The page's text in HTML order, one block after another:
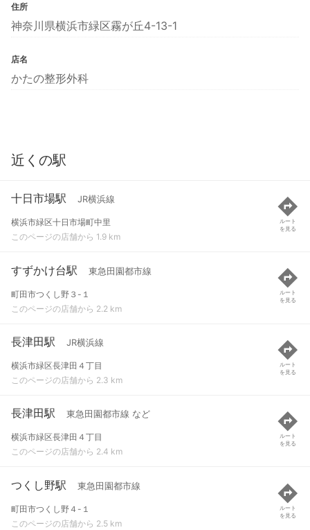
住所
神奈川県横浜市緑区霧が丘4-13-1
店名
かたの整形外科
近くの駅
十日市場駅 JR横浜線
横浜市緑区十日市場町中里
このページの店舗から 1.9 km
ルート
を見る
すずかけ台駅 東急田園都市線
町田市つくし野３-１
このページの店舗から 2.2 km
ルート
を見る
長津田駅 JR横浜線
横浜市緑区長津田４丁目
このページの店舗から 2.3 km
ルート
を見る
長津田駅 東急田園都市線 など
横浜市緑区長津田４丁目
このページの店舗から 2.4 km
ルート
を見る
つくし野駅 東急田園都市線
町田市つくし野４-１
このページの店舗から 2.5 km
ルート
を見る